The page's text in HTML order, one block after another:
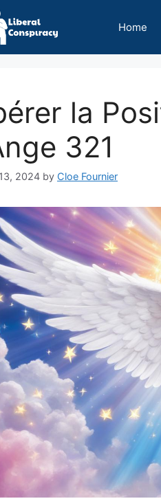
Home
la
321
2024 by Cloe Fournier